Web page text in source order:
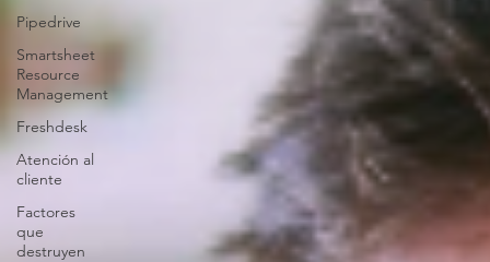
Pipedrive
Smartsheet
Resource
Management
Freshdesk
Atención al
cliente
Factores
que
destruyen